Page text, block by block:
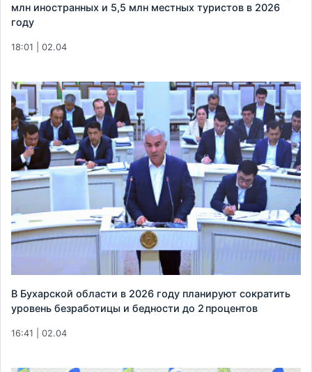
млн иностранных и 5,5 млн местных туристов в 2026
году
18:01 | 02.04
В Бухарской области в 2026 году планируют сократить
уровень безработицы и бедности до 2 процентов
16:41 | 02.04